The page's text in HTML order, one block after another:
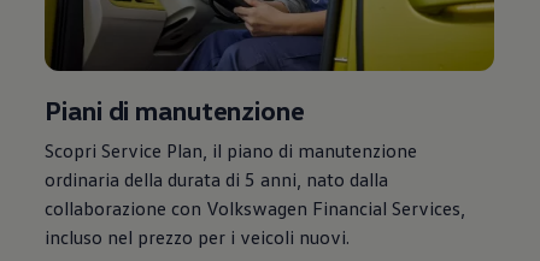
Piani di manutenzione
Scopri Service Plan, il piano di manutenzione
ordinaria della durata di 5 anni, nato dalla
collaborazione con Volkswagen Financial Services,
incluso nel prezzo per i veicoli nuovi.